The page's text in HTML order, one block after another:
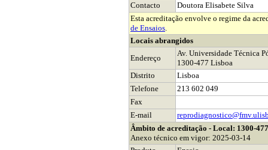
Contacto
Doutora Elisabete Silva
Esta acreditação envolve o regime da
de Ensaios.
Locais abrangidos
Endereço
Av. Universidade Técnica
1300-477 Lisboa
Distrito
Lisboa
Telefone
213 602 049
Fax
E-mail
Âmbito de acreditação - Local: 1300-
Anexo técnico em vigor: 2025-03-14